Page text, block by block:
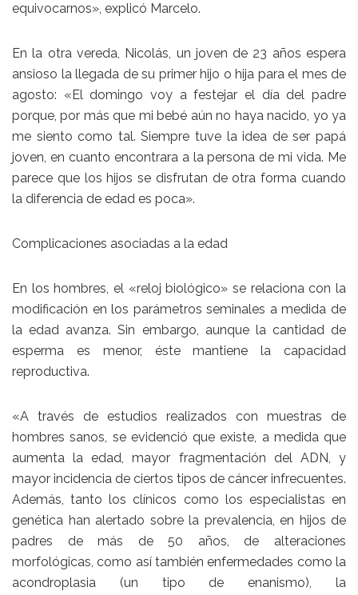
equivocarnos», explicó Marcelo.
En la otra vereda, Nicolás, un joven de 23 años espera
ansioso la llegada de su primer hijo o hija para el mes de
agosto: «El domingo voy a festejar el día del padre
porque, por más que mi bebé aún no haya nacido, yo ya
me siento como tal. Siempre tuve la idea de ser papá
joven, en cuanto encontrara a la persona de mi vida. Me
parece que los hijos se disfrutan de otra forma cuando
la diferencia de edad es poca».
Complicaciones asociadas a la edad
En los hombres, el «reloj biológico» se relaciona con la
modificación en los parámetros seminales a medida de
la edad avanza. Sin embargo, aunque la cantidad de
esperma es menor, éste mantiene la capacidad
reproductiva.
«A través de estudios realizados con muestras de
hombres sanos, se evidenció que existe, a medida que
aumenta la edad, mayor fragmentación del ADN, y
mayor incidencia de ciertos tipos de cáncer infrecuentes.
Además, tanto los clínicos como los especialistas en
genética han alertado sobre la prevalencia, en hijos de
padres de más de 50 años, de alteraciones
morfológicas, como así también enfermedades como la
acondroplasia (un tipo de enanismo), la